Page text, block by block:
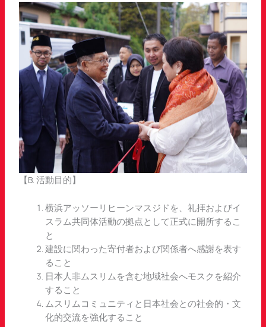
【B. 活動目的】
横浜アッソーリヒーンマスジドを、礼拝およびイ
スラム共同体活動の拠点として正式に開所するこ
と
建設に関わった寄付者および関係者へ感謝を表す
ること
日本人非ムスリムを含む地域社会へモスクを紹介
すること
ムスリムコミュニティと日本社会との社会的・文
化的交流を強化すること